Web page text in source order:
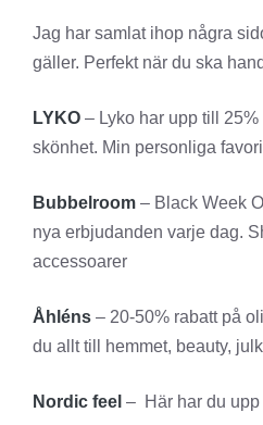
Jag har samlat ihop några
gäller. Perfekt när du ska
LYKO – Lyko har upp till
skönhet. Min personliga
Bubbelroom – Black Week
nya erbjudanden varje dag.
accessoarer
Åhléns – 20-50% rabatt på
du allt till hemmet, beauty,
Nordic feel – Här har du